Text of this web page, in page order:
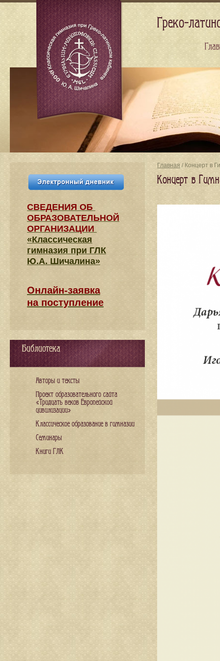
Главная / Концерт в
Концерт в
СВЕДЕНИЯ​ ОБ
ОБРАЗОВАТЕЛЬНОЙ
ОРГАНИЗАЦИИ
«Классическая
гимназия при ГЛК
Ю.А. Шичалина»
Онлайн-заявка
на поступление
Библиотека
Авторы и тексты
Проект образовательного сайта
«Тридцать веков Европейской
цивилизации»
Классическое образование в гимназии
Семинары
Книги ГЛК
Греко-